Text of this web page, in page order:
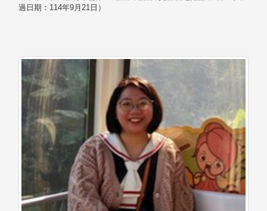
過日期：114年9月21日）